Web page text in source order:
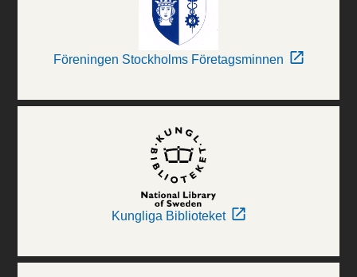
Föreningen Stockholms Företagsminnen
Kungliga Biblioteket